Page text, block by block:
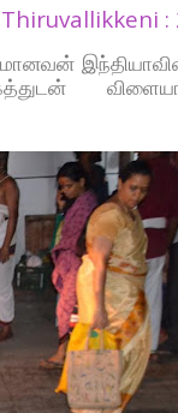
: